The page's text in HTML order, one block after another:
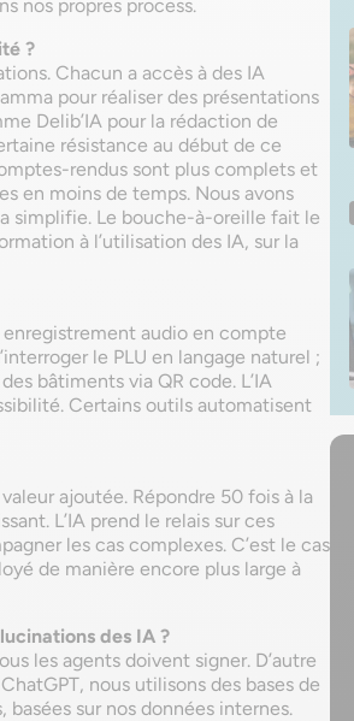
nos propres process.
?
Chacun a accès à des IA
pour réaliser des présentations
Delib’IA pour la rédaction de
résistance au début de ce
rendus sont plus complets et
en moins de temps. Nous avons
simplifie. Le bouche-à-oreille fait le
à l’utilisation des IA, sur la
audio en compte
le PLU en langage naturel ;
bâtiments via QR code. L’IA
Certains outils automatisent
ajoutée. Répondre 50 fois à la
L’IA prend le relais sur ces
les cas complexes. C’est le cas
de manière encore plus large à
des IA ?
les agents doivent signer. D’autre
nous utilisons des bases de
sur nos données internes.